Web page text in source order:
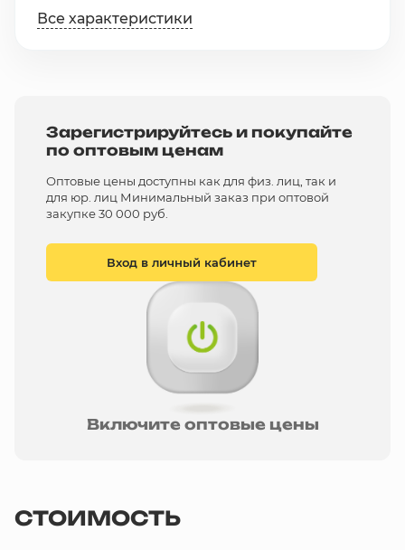
Все характеристики
Зарегистрируйтесь и покупайте
по оптовым ценам
Оптовые цены доступны как для физ. лиц, так и
для юр. лиц Минимальный заказ при оптовой
закупке 30 000 руб.
Вход в личный кабинет
Включите оптовые цены
СТОИМОСТЬ